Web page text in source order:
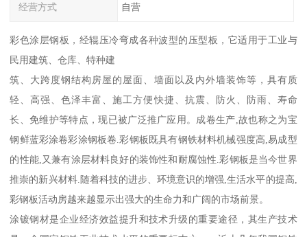
经营方式 自营
彩色涂层钢板，经辊压冷弯成各种波型的压型板，它适用于工业与
民用建筑、仓库、特种建
筑、大跨度钢结构房屋的屋面、墙面以及内外墙装饰等，具有质
轻、高强、色泽丰富、施工方便快捷、抗震、防火、防雨、寿命
长、免维护等特点，现已被广泛推广应用。成卷生产,故也称之为宝
钢鲜蓝彩涂卷彩涂钢板卷.彩钢板既具有钢铁材料机械强度高,易成型
的性能,又兼有涂层材料良好的装饰性和耐腐蚀性.彩钢板是当今世界
推崇的新兴材料.随着科技的进步、环境意识的增强,生活水平的提高,
彩钢板活动房越来越显示出强大的生命力和广阔的市场前景。
涂镀钢材是企业经济效益提升和技术升级的重要途径，其生产技术